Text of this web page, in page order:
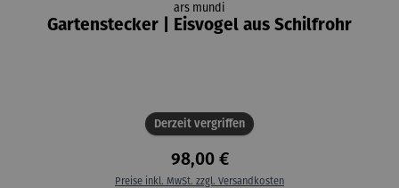
ars mundi
Gartenstecker | Eisvogel aus Schilfrohr
Derzeit vergriffen
98,00 €
Preise inkl. MwSt. zzgl. Versandkosten